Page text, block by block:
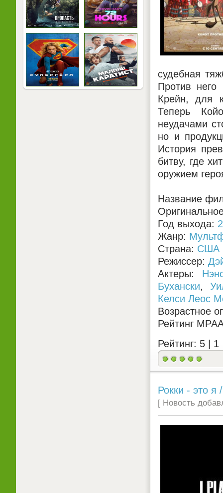
судебная
Против него
Крейн, для
Теперь
неудачами
но и
История
битву, где
оружием
Название
Год выхода:
Жанр:
Страна: США
Режиссер:
Актеры:
Бухански,
Келси Леос
Возрастное
Рейтинг
Рейтинг: 5 | 1
Рокки - это я
[ Новость